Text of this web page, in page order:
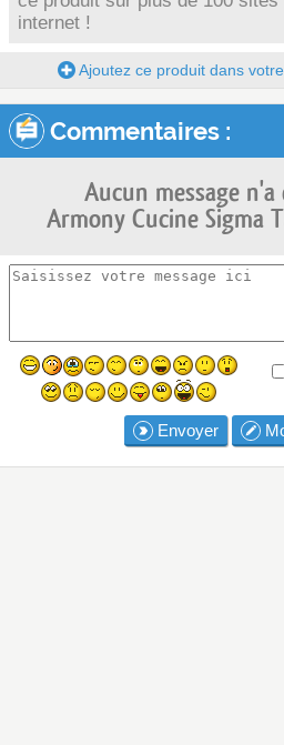
internet !
Ajoutez ce produit dans
Commentaires :
Aucun message
Armony Cucine Sigma
Envoyer